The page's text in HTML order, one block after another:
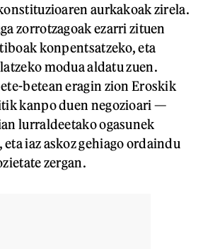
aurkakoak zirela.
zorrotzagoak ezarri zituen
konpentsatzeko, eta
modua aldatu zuen.
betean eragin zion Eroskik
kanpo duen negozioari —
lurraldeetako ogasunek
iaz askoz gehiago ordaindu
zergan.